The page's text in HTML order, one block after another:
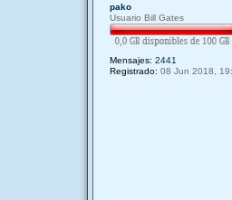
pako
Usuario Bill Gates
Mensajes: 2441
Registrado: 08 Jun 2018,